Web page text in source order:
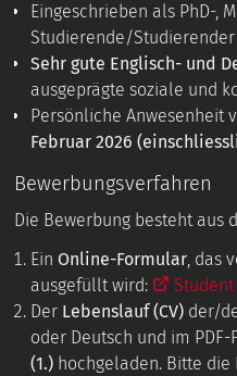
Eingeschrieben als PhD-,
Studierende/
Sehr gute Englisch- und
ausgeprägte soziale und
Persönliche Anwesenheit
Februar 2026
Bewerbungsverfahren
Die Bewerbung besteht aus
Ein Online-Formular, das
ausgefüllt wird:
Student
Der Lebenslauf (CV)der/
oder Deutsch und im
(1.)hochgeladen. Bitte die